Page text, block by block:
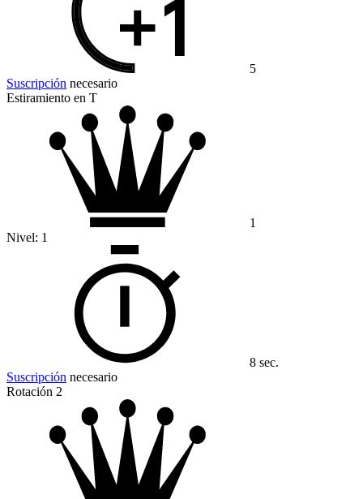
5
Suscripción necesario
Estiramiento en T
1
Nivel: 1
8 sec.
Suscripción necesario
Rotación 2